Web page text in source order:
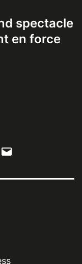
spectacle
en force